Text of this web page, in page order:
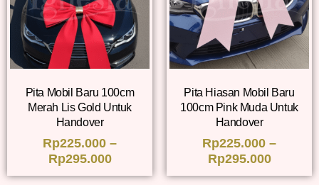
Pita Mobil Baru 100cm
Merah Lis Gold Untuk
Handover
Rp225.000 –
Rp295.000
Pita Hiasan Mobil Baru
100cm Pink Muda Untuk
Handover
Rp225.000 –
Rp295.000